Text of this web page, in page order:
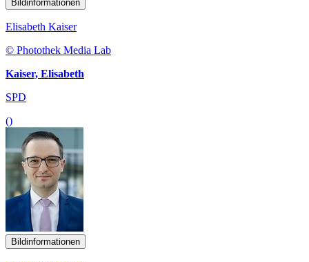
Bildinformationen
Elisabeth Kaiser
© Photothek Media Lab
Kaiser, Elisabeth
SPD
()
Bildinformationen